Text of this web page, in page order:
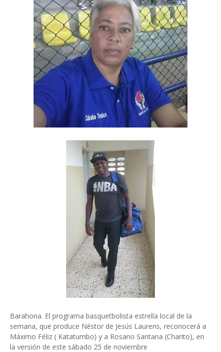
Barahona. El programa basquetbolista estrella local de la
semana, que produce Néstor de Jesús Laurens, reconocerá a
Máximo Féliz ( Katatumbo) y a Rosario Santana (Charito), en
la versión de este sábado 25 de noviembre